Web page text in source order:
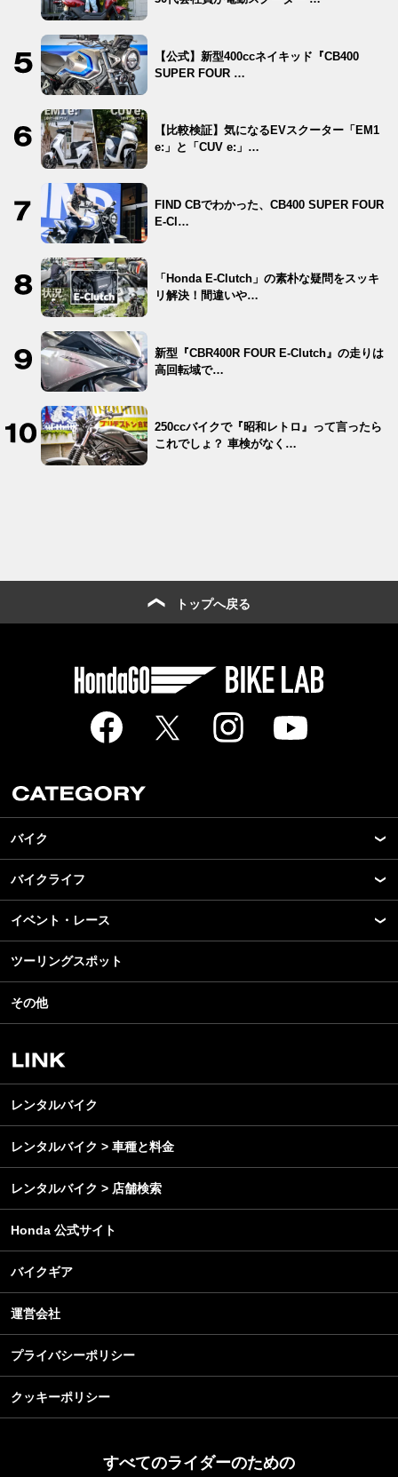
【公式】新型400ccネイキッド『CB400
SUPER FOUR …
【比較検証】気になるEVスクーター「EM1
e:」と「CUV e:」…
FIND CBでわかった、CB400 SUPER FOUR
E-Cl…
「Honda E-Clutch」の素朴な疑問をスッキ
リ解決！間違いや…
新型『CBR400R FOUR E-Clutch』の走りは
高回転域で…
250ccバイクで『昭和レトロ』って言ったら
これでしょ？ 車検がなく…
トップへ戻る
バイク
New Model Show
モデル情報
カスタマイズパーツ
テクノロジー
名車・旧車
ビジネス
バイクライフ
アプリ
ライディングギア
ツーリング
アウトドア
レンタルバイク
イベント・レース
モータースポーツ
イベント
スクール・レッスン
ツーリングスポット
その他
レンタルバイク
レンタルバイク > 車種と料金
レンタルバイク > 店舗検索
Honda 公式サイト
バイクギア
運営会社
プライバシーポリシー
クッキーポリシー
すべてのライダーのための